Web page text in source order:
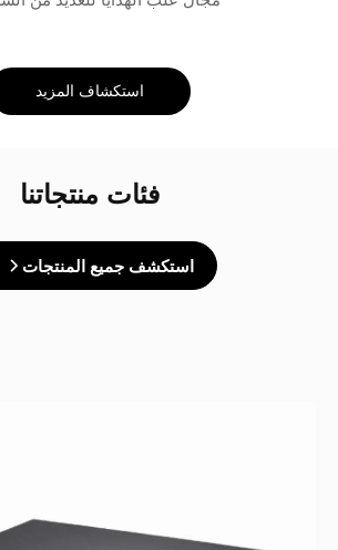
استكشاف المزيد
فئات منتجاتنا
استكشف جميع المنتجات